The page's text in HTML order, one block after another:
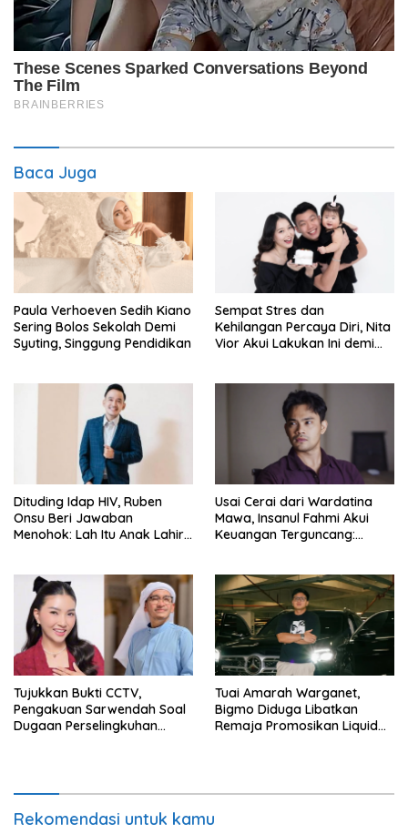
Baca Juga
Paula Verhoeven Sedih Kiano
Sering Bolos Sekolah Demi
Syuting, Singgung Pendidikan
Sempat Stres dan
Kehilangan Percaya Diri, Nita
Vior Akui Lakukan Ini demi
Dituding Idap HIV, Ruben
Onsu Beri Jawaban
Menohok: Lah Itu Anak Lahir
Usai Cerai dari Wardatina
Mawa, Insanul Fahmi Akui
Keuangan Terguncang:
Tujukkan Bukti CCTV,
Pengakuan Sarwendah Soal
Dugaan Perselingkuhan
Tuai Amarah Warganet,
Bigmo Diduga Libatkan
Remaja Promosikan Liquid
Rekomendasi untuk kamu